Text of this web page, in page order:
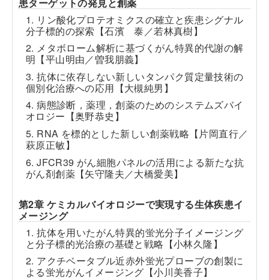
1. リン酸化プロテオミクスの確立と疾患シグナル
分子標的の探索【石濱 泰／若林真樹】
2. メタボローム解析に基づくがん特異的代謝の解
明【平山明由／曽我朋義】
3. 抗体に依存しない新しいタンパク質定量技術の
個別化治療への応用【大槻純男】
4. 病態診断，薬理，創薬のためのシステムズバイ
オロジー【奥野恭史】
5. RNA を標的とした新しい創薬戦略【片岡直行／
萩原正敏】
6. JFCR39 がん細胞パネルの活用による新たな抗
がん剤創薬【矢守隆夫／大橋愛美】
第2章 ケミカルバイオロジーで実現する生体疾患イ
メージング
1. 抗体を用いたがん特異的蛍光分子イメージング
と分子標的光治療の基礎と戦略【小林久隆】
2. アクチベータブル近赤外蛍光プローブの創製に
よる蛍光がんイメージング【小川美香子】